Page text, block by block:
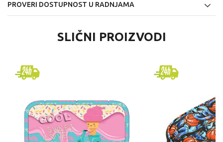
PROVERI DOSTUPNOST U RADNJAMA
SLIČNI PROIZVODI